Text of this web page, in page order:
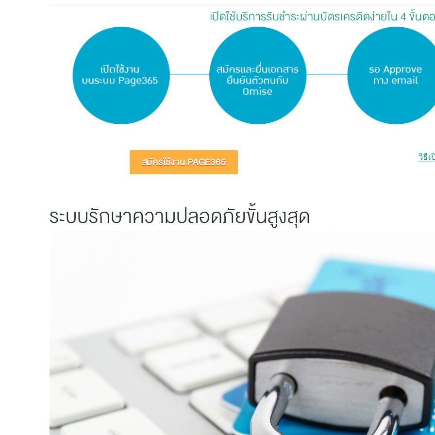
เปิดใช้บริการรับชำระผ่านบัตรเครดิตง่ายใน 4 ขั้นต
สมัครใช้งาน PAGE365 วิธีเ
ระบบรักษาความปลอดภัยขั้นสูงสุด